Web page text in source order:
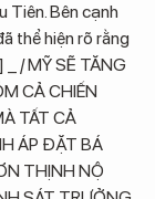
Tiên. Bên cạnh
thể hiện rõ rằng
/ MỸ SẼ TĂNG
CẢ CHIẾN
TẤT CẢ
ÁP ĐẶT BÁ
THỊNH NỘ